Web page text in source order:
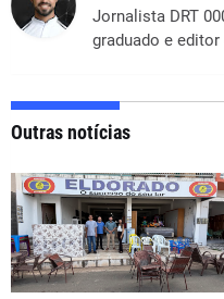
Jornalista DRT
graduado e
Outras notícias